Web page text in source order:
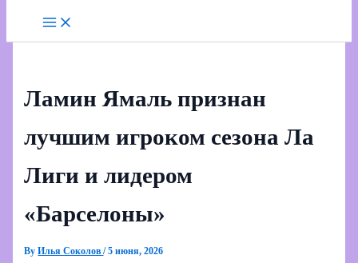
Ламин Ямаль признан
лучшим игроком сезона Ла
Лиги и лидером
«Барселоны»
ByИлья Соколов/5 июня, 2026